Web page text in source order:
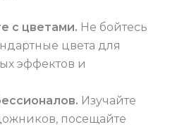
с цветами. Не бойтесь
цвета для
эффектов и
Изучайте
посещайте